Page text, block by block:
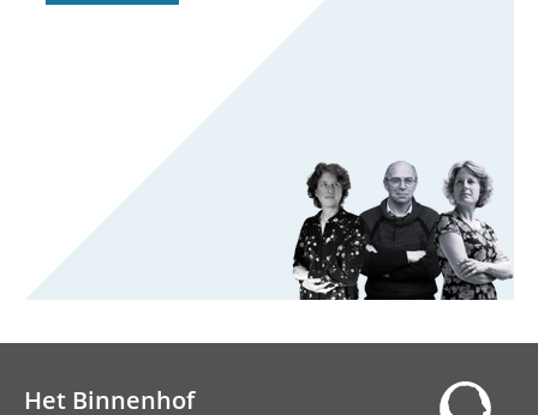
Het Binnenhof